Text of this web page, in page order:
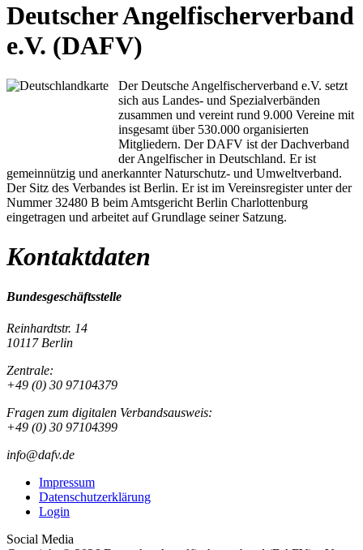
Deutscher Angelfischerverband
e.V. (DAFV)
Der Deutsche Angelfischerverband e.V. setzt
sich aus Landes- und Spezialverbänden
zusammen und vereint rund 9.000 Vereine mit
insgesamt über 530.000 organisierten
Mitgliedern. Der DAFV ist der Dachverband
der Angelfischer in Deutschland. Er ist
gemeinnützig und anerkannter Naturschutz- und Umweltverband.
Der Sitz des Verbandes ist Berlin. Er ist im Vereinsregister unter der
Nummer 32480 B beim Amtsgericht Berlin Charlottenburg
eingetragen und arbeitet auf Grundlage seiner Satzung.
Kontaktdaten
Bundesgeschäftsstelle
Reinhardtstr. 14
10117 Berlin
Zentrale:
+49 (0) 30 97104379
Fragen zum digitalen Verbandsausweis:
+49 (0) 30 97104399
info@dafv.de
Impressum
Datenschutzerklärung
Login
Social Media